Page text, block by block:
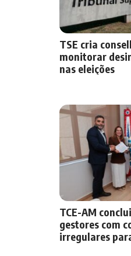
TSE cria
monitorar
nas eleições
TCE-AM
gestores com
irregulares